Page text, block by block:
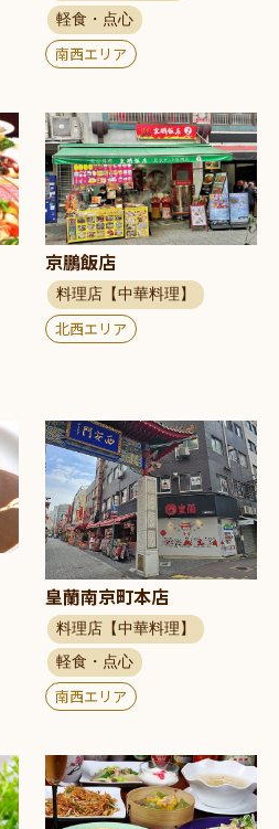
軽食・点心
南西エリア
京鵬飯店
料理店【中華料理】
北西エリア
皇蘭南京町本店
料理店【中華料理】
軽食・点心
南西エリア